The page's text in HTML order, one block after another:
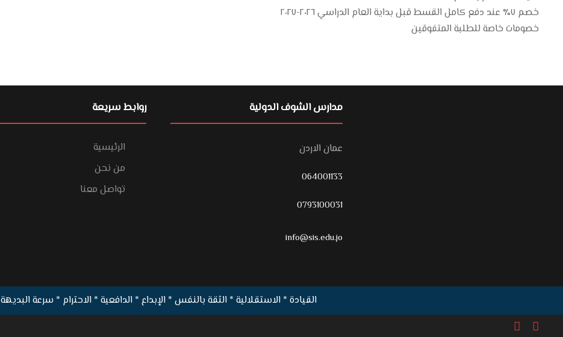
خصم ٧٪؜ عند دفع كامل القسط قبل بداية العام الدراسي ٢٠٢٦-٢٠٢٧
خصومات خاصة للطلبة المتفوقين
مدارس الشوف الدولية
عمان الاردن
064001133
0793100031
info@sis.edu.jo
روابط سريعة
الرئيسية
من نحن
تواصل معنا
القيادة * الاستقلالية * الثقة بالنفس * الإبداع * الدافعية * الاحترام * سرعة البديهة